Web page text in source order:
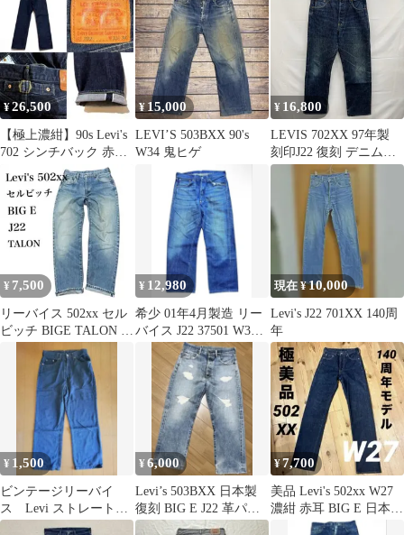
刻TALON
¥26,500
【極上濃紺】90s Levi's
702 シンチバック 赤耳
¥15,000
LEVI’S 503BXX 90's
W34 鬼ヒゲ
¥ 16,800
LEVIS 702XX 97年製
刻印J22 復刻 デニムパ
ンツ
¥ 7,500
リーバイス 502xx セル
ビッチ BIGE TALON ボ
タン裏J22
¥ 12,980
希少 01年4月製造 リー
バイス J22 37501 W36
1937年モデル
現在 ¥10,000
Levi's J22 701XX 140周
年
¥ 1,500
ビンテージリーバイ
ス Levi ストレートデ
ニム 31
¥6,000
Levi’s 503BXX 日本製
復刻 BIG E J22 革パッ
チ 雰囲気系
¥7,700
美品 Levi's 502xx W27
濃紺 赤耳 BIG E 日本製